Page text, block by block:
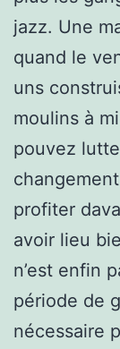
jazz. Une
quand le
uns
moulins à
pouvez
profiter
avoir lieu
n’est enfin
période de
nécessaire